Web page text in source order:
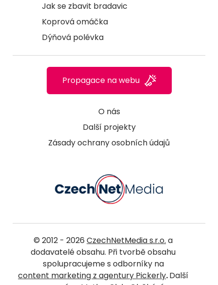
Jak se zbavit bradavic
Koprová omáčka
Dýňová polévka
O nás
Další projekty
Zásady ochrany osobních údajů
Propagace na webu
© 2012 - 2026 CzechNetMedia s.r.o. a
dodavatelé obsahu. Při tvorbě obsahu
spolupracujeme s odborníky na
content marketing z agentury Pickerly.Další